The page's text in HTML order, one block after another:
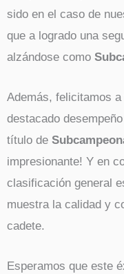
sido en el caso de
que a logrado una
alzándose como
Además, felicitamos
destacado
título de
impresionante! Y en
clasificación general
muestra la calidad y
cadete.
Esperamos que este